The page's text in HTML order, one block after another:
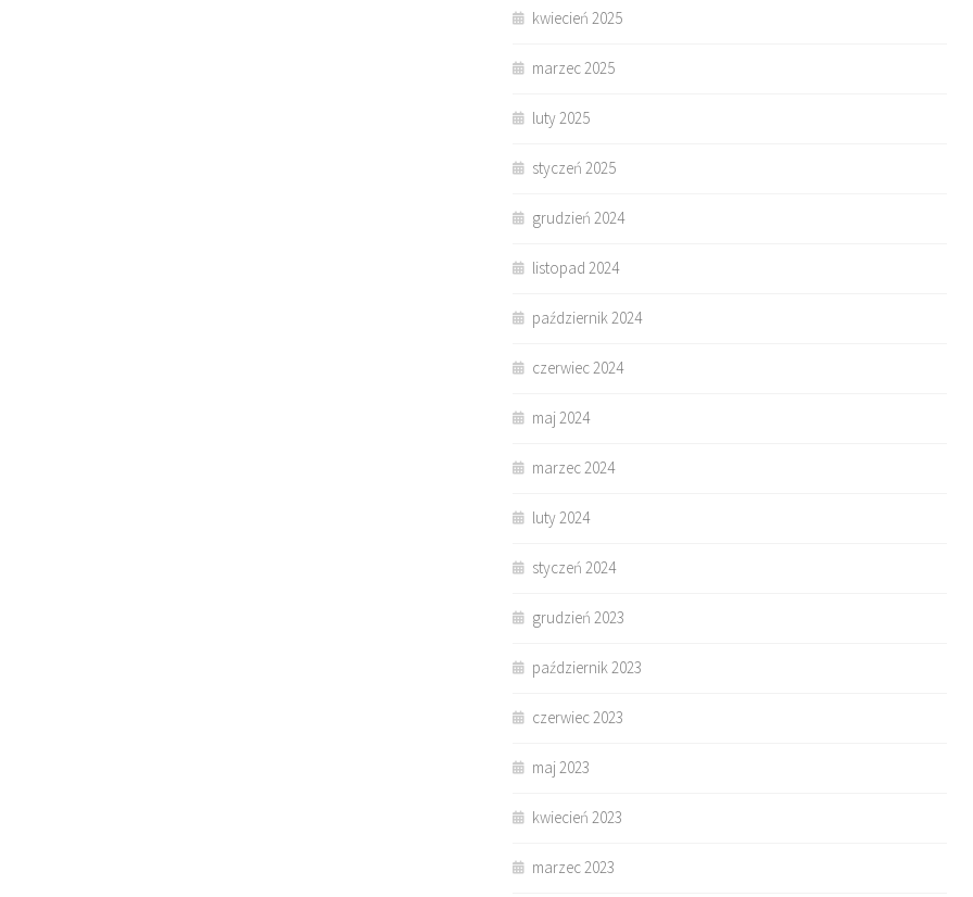
kwiecień 2025
marzec 2025
luty 2025
styczeń 2025
grudzień 2024
listopad 2024
październik 2024
czerwiec 2024
maj 2024
marzec 2024
luty 2024
styczeń 2024
grudzień 2023
październik 2023
czerwiec 2023
maj 2023
kwiecień 2023
marzec 2023